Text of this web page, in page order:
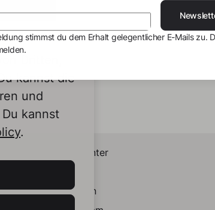
Dritten,
kannst die
und
kannst
.
Helpcenter
LinkedIn
stimmst du dem Erhalt gelegentlicher E-Mails zu.